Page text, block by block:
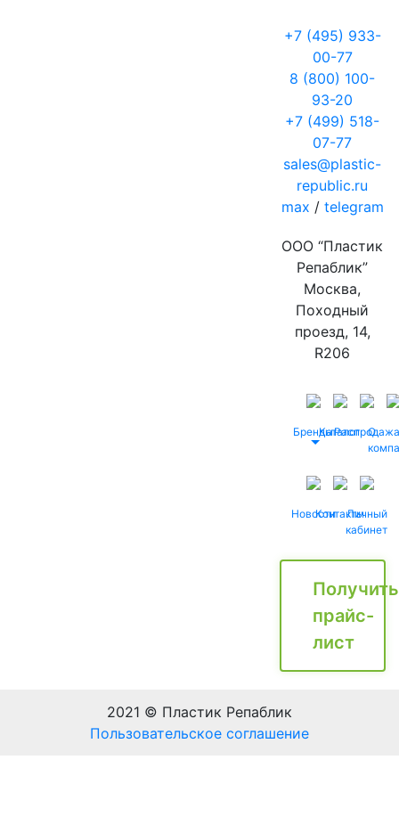
+7 (495) 933-
00-77
8 (800) 100-
93-20
+7 (499) 518-
07-77
sales@plastic-
republic.ru
max / telegram
ООО “Пластик
Репаблик”
Москва,
Походный
проезд, 14,
R206
БрендыКаталог
Распродажа
О
НовостиКонтактыЛичный
кабинет
Получить
прайс-
лист
2021 © Пластик Репаблик
Пользовательское соглашение